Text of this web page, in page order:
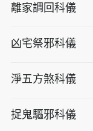
離家調回科儀
凶宅祭邪科儀
淨五方煞科儀
捉鬼驅邪科儀